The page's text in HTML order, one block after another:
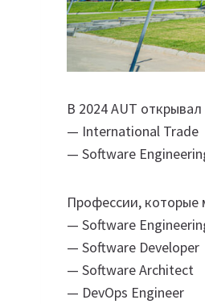
В 2024 AUT
— International Trade
— Software
Профессии, которые
— Software
— Software Developer
— Software Architect
— DevOps Engineer